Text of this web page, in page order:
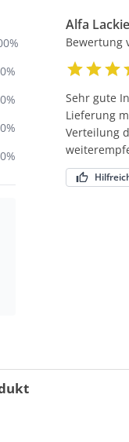
0%
0%
0%
0%
Alfa
Bewertung
Sehr gute
Lieferung
Verteilung